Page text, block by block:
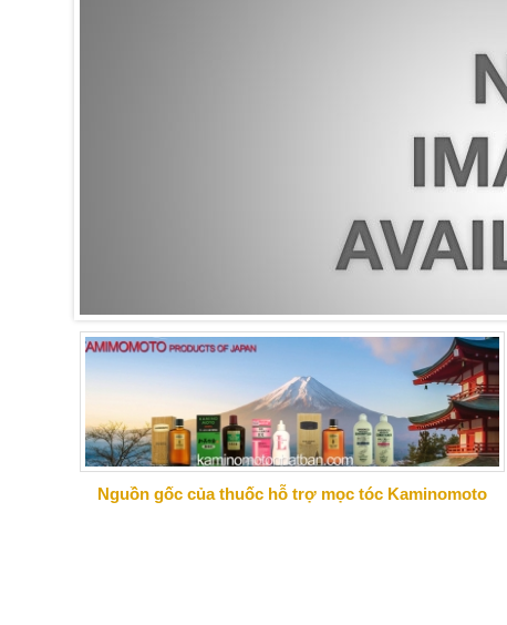
Làm thế nào để có một cặp lông mày được
Nguồn gốc của thuốc hỗ trợ mọc tóc Kaminomoto